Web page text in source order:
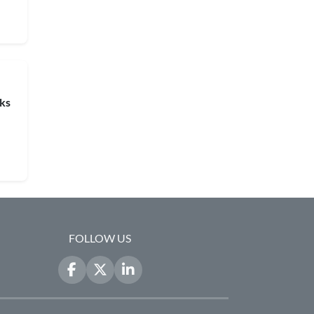
FOLLOW US